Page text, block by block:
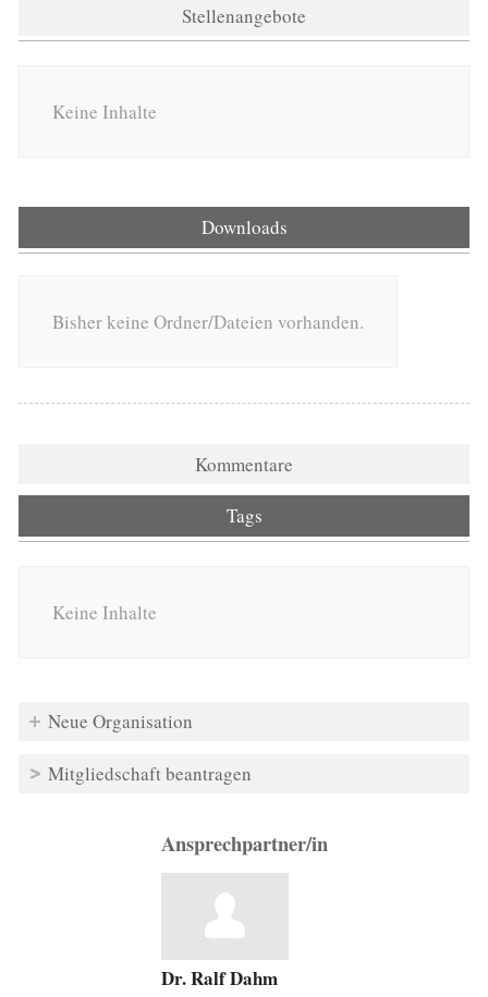
Stellenangebote
Keine Inhalte
Downloads
Bisher keine Ordner/Dateien vorhanden.
Kommentare
Tags
Keine Inhalte
Neue Organisation
Mitgliedschaft beantragen
Ansprechpartner/in
Dr. Ralf Dahm